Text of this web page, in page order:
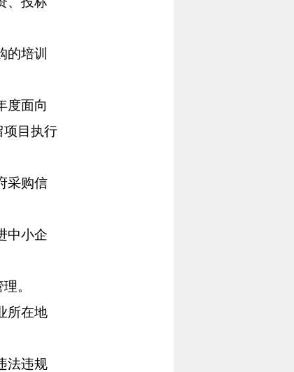
培训
度面向
项目执行
采购信
中小企
。
所在地
法违规